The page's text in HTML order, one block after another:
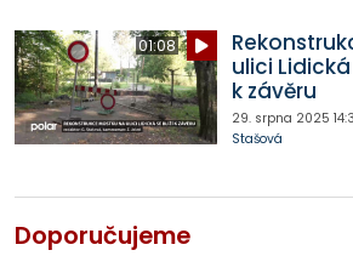
01:08
ulici
k závěru
29. srpna 2025
Stašová
Doporučujeme